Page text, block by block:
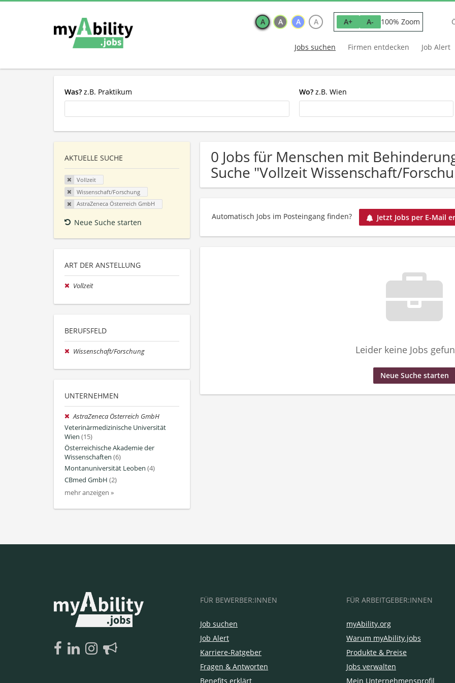
A A A A A+ A- 100% Zoom
Jobs suchen Firmen entdecken Job Alert
Was? z.B. Praktikum Wo? z.B. Wien
AKTUELLE SUCHE
Vollzeit
Wissenschaft/Forschung
AstraZeneca Österreich GmbH
Neue Suche starten
ART DER ANSTELLUNG
Vollzeit
BERUFSFELD
Wissenschaft/Forschung
UNTERNEHMEN
AstraZeneca Österreich GmbH
Veterinärmedizinische Universität
Wien (15)
Österreichische Akademie der
Wissenschaften (6)
Montanuniversität Leoben (4)
CBmed GmbH (2)
mehr anzeigen »
0 Jobs für Menschen mit
Suche "Vollzeit Wissenschaft/
Automatisch Jobs im Posteingang finden? Jetzt Jobs per E-Mail
Leider keine Jobs
Neue Suche starten
FÜR BEWERBER:INNEN
Job suchen
Job Alert
Karriere-Ratgeber
Fragen & Antworten
Benefits erklärt
FÜR ARBEITGEBER:INNEN
myAbility.org
Warum myAbility.jobs
Produkte & Preise
Jobs verwalten
Mein Unternehmensprofil